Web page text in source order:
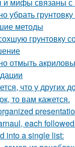
убрать
методы
грунтовку
отмыть
что у других
то вам кажется.
each
into a single list: